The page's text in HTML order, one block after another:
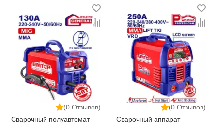
(0 Отзывов)
Сварочный полуавтомат
(0 Отзывов)
Сварочный аппарат